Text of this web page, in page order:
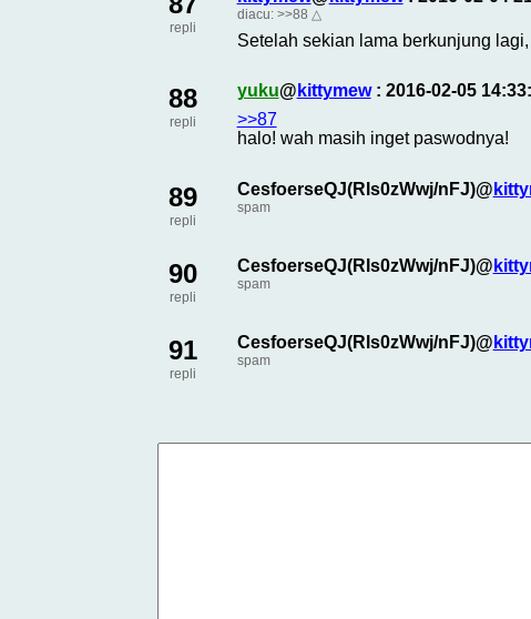
repli
diacu: >>88 △
Setelah sekian lama berkunjung
88
repli
yuku@ kittymew: 2016-02-05
>>87
halo! wah masih inget paswodnya!
89
repli
CesfoerseQJ(Rls0zWwj/nFJ)@
spam
90
repli
CesfoerseQJ(Rls0zWwj/nFJ)@
spam
91
repli
CesfoerseQJ(Rls0zWwj/nFJ)@
spam